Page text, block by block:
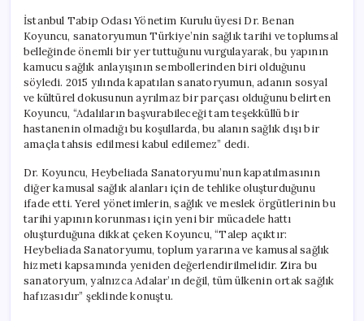
İstanbul Tabip Odası Yönetim Kurulu üyesi Dr. Benan
Koyuncu, sanatoryumun Türkiye’nin sağlık tarihi ve toplumsal
belleğinde önemli bir yer tuttuğunu vurgulayarak, bu yapının
kamucu sağlık anlayışının sembollerinden biri olduğunu
söyledi. 2015 yılında kapatılan sanatoryumun, adanın sosyal
ve kültürel dokusunun ayrılmaz bir parçası olduğunu belirten
Koyuncu, “Adalıların başvurabileceği tam teşekküllü bir
hastanenin olmadığı bu koşullarda, bu alanın sağlık dışı bir
amaçla tahsis edilmesi kabul edilemez” dedi.
Dr. Koyuncu, Heybeliada Sanatoryumu’nun kapatılmasının
diğer kamusal sağlık alanları için de tehlike oluşturduğunu
ifade etti. Yerel yönetimlerin, sağlık ve meslek örgütlerinin bu
tarihi yapının korunması için yeni bir mücadele hattı
oluşturduğuna dikkat çeken Koyuncu, “Talep açıktır:
Heybeliada Sanatoryumu, toplum yararına ve kamusal sağlık
hizmeti kapsamında yeniden değerlendirilmelidir. Zira bu
sanatoryum, yalnızca Adalar’ın değil, tüm ülkenin ortak sağlık
hafızasıdır” şeklinde konuştu.